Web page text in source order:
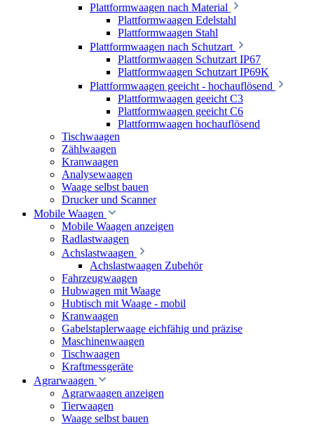
Plattformwaagen nach Material
Plattformwaagen Edelstahl
Plattformwaagen Stahl
Plattformwaagen nach Schutzart
Plattformwaagen Schutzart IP67
Plattformwaagen Schutzart IP69K
Plattformwaagen geeicht - hochauflösend
Plattformwaagen geeicht C3
Plattformwaagen geeicht C6
Plattformwaagen hochauflösend
Tischwaagen
Zählwaagen
Kranwaagen
Analysewaagen
Waage selbst bauen
Drucker und Scanner
Mobile Waagen
Mobile Waagen anzeigen
Radlastwaagen
Achslastwaagen
Achslastwaagen Zubehör
Fahrzeugwaagen
Hubwagen mit Waage
Hubtisch mit Waage - mobil
Kranwaagen
Gabelstaplerwaage eichfähig und präzise
Maschinenwaagen
Tischwaagen
Kraftmessgeräte
Agrarwaagen
Agrarwaagen anzeigen
Tierwaagen
Waage selbst bauen